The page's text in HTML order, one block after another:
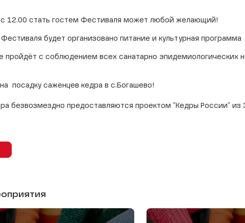
с 12.00 стать гостем Фестиваля может любой желающий!
будет организовано питание и культурная программа
пройдёт с соблюдением всех санатарно эпидемиологических
посадку саженцев кедра в с.Богашево!
безвозмездно предоставляются проектом "Кедры России" из